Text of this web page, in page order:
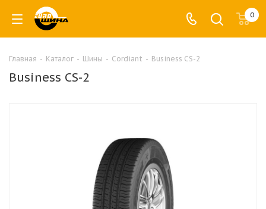
0
Главная - Каталог - Шины - Cordiant - Business СS-2
Business СS-2